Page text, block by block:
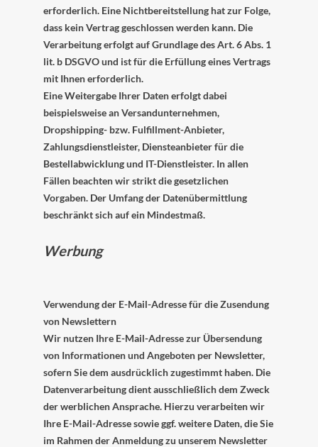
erforderlich. Eine Nichtbereitstellung hat zur Folge,
dass kein Vertrag geschlossen werden kann. Die
Verarbeitung erfolgt auf Grundlage des Art. 6 Abs. 1
lit. b DSGVO und ist für die Erfüllung eines Vertrags
mit Ihnen erforderlich.
Eine Weitergabe Ihrer Daten erfolgt dabei
beispielsweise an Versandunternehmen,
Dropshipping- bzw. Fulfillment-Anbieter,
Zahlungsdienstleister, Diensteanbieter für die
Bestellabwicklung und IT-Dienstleister. In allen
Fällen beachten wir strikt die gesetzlichen
Vorgaben. Der Umfang der Datenübermittlung
beschränkt sich auf ein Mindestmaß.
Werbung
Verwendung der E-Mail-Adresse für die Zusendung
von Newslettern
Wir nutzen Ihre E-Mail-Adresse zur Übersendung
von Informationen und Angeboten per Newsletter,
sofern Sie dem ausdrücklich zugestimmt haben. Die
Datenverarbeitung dient ausschließlich dem Zweck
der werblichen Ansprache. Hierzu verarbeiten wir
Ihre E-Mail-Adresse sowie ggf. weitere Daten, die Sie
im Rahmen der Anmeldung zu unserem Newsletter